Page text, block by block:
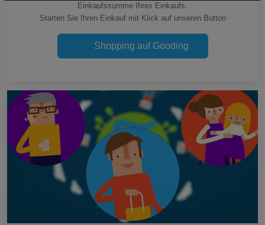
Einkaufssumme Ihres Einkaufs.
Starten Sie Ihren Einkauf mit Klick auf unseren Button
Shopping auf Gooding